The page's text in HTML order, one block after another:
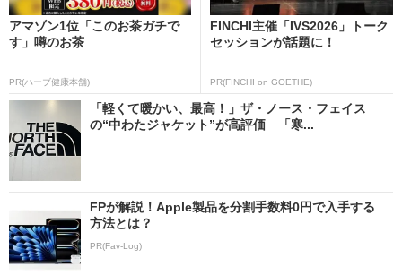
アマゾン1位「このお茶ガチで
す」噂のお茶
PR(ハーブ健康本舗)
FINCHI主催「IVS2026」トーク
セッションが話題に！
PR(FINCHI on GOETHE)
「軽くて暖かい、最高！」ザ・ノース・フェイス
の“中わたジャケット”が高評価 「寒...
FPが解説！Apple製品を分割手数料0円で入手する
方法とは？
PR(Fav-Log)